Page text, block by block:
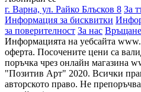
г. Варна, ул. Райко Блъсков 8 За
Информация за бисквитки
за поверителност За нас Връщане
Информацията на уебсайта
оферта. Посочените цени са
поръчка чрез онлайн магазина
"Позитив Арт" 2020. Всички
авторското право. Не